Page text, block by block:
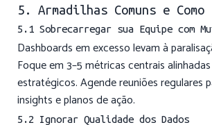
5. Armadilhas Comuns e
5.1 Sobrecarregar sua Equipe com
Dashboards em excesso levam à
Foque em 3–5 métricas centrais
estratégicos. Agende reuniões regulares
insights e planos de ação.
5.2 Ignorar Qualidade dos Dados